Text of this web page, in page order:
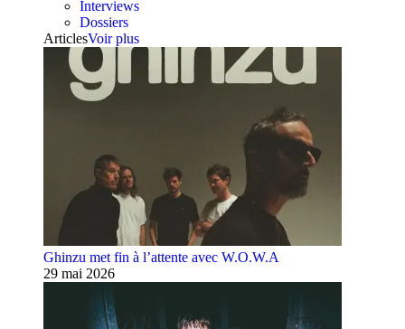
Interviews
Dossiers
ArticlesVoir plus
Ghinzu met fin à l’attente avec W.O.W.A
29 mai 2026